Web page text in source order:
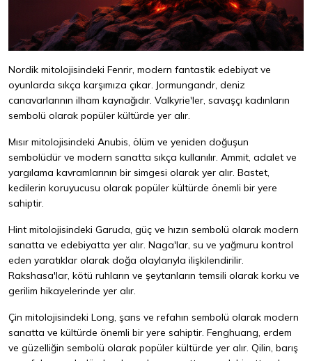
Nordik mitolojisindeki Fenrir, modern fantastik edebiyat ve
oyunlarda sıkça karşımıza çıkar. Jormungandr, deniz
canavarlarının ilham kaynağıdır. Valkyrie'ler, savaşçı kadınların
sembolü olarak popüler kültürde yer alır.
Mısır mitolojisindeki Anubis, ölüm ve yeniden doğuşun
sembolüdür ve modern sanatta sıkça kullanılır. Ammit, adalet ve
yargılama kavramlarının bir simgesi olarak yer alır. Bastet,
kedilerin koruyucusu olarak popüler kültürde önemli bir yere
sahiptir.
Hint mitolojisindeki Garuda, güç ve hızın sembolü olarak modern
sanatta ve edebiyatta yer alır. Naga'lar, su ve yağmuru kontrol
eden yaratıklar olarak doğa olaylarıyla ilişkilendirilir.
Rakshasa'lar, kötü ruhların ve şeytanların temsili olarak korku ve
gerilim hikayelerinde yer alır.
Çin mitolojisindeki Long, şans ve refahın sembolü olarak modern
sanatta ve kültürde önemli bir yere sahiptir. Fenghuang, erdem
ve güzelliğin sembolü olarak popüler kültürde yer alır. Qilin, barış